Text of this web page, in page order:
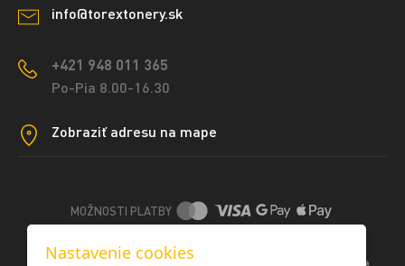
info@torextonery.sk
+421 948 011 365
Po-Pia 8.00-16.30
Zobraziť adresu na mape
MOŽNOSTI PLATBY
Nastavenie cookies